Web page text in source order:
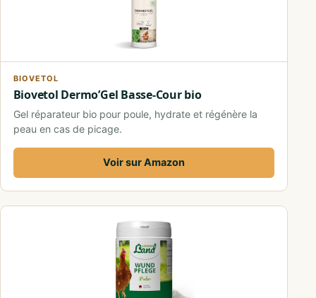
BIOVETOL
Biovetol Dermo’Gel Basse-Cour bio
Gel réparateur bio pour poule, hydrate et régénère la
peau en cas de picage.
Voir sur Amazon